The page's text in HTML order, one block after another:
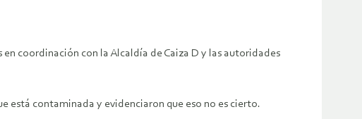
coordinación con la Alcaldía de Caiza D y las autoridades
está contaminada y evidenciaron que eso no es cierto.